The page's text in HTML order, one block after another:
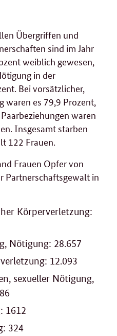
Übergriffen und
sind im Jahr
weiblich gewesen,
in der
Bei vorsätzlicher,
waren es 79,9 Prozent,
waren
Insgesamt starben
122 Frauen.
Frauen Opfer von
Partnerschaftsgewalt in
Körperverletzung:
Nötigung: 28.657
12.093
sexueller Nötigung,
1612
324